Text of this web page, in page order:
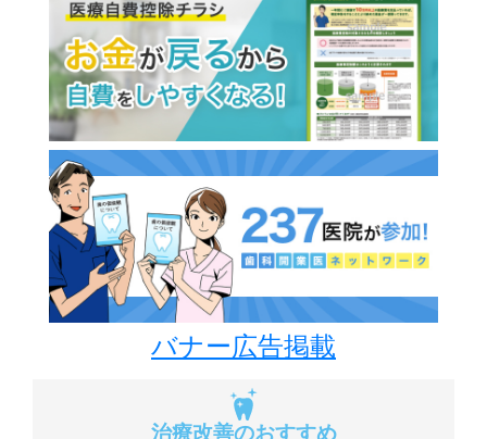
バナー広告掲載
治療改善のおすすめ